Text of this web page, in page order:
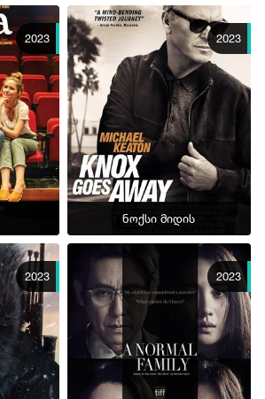
2023 2023
ნოქსი მიდის
2023 2023